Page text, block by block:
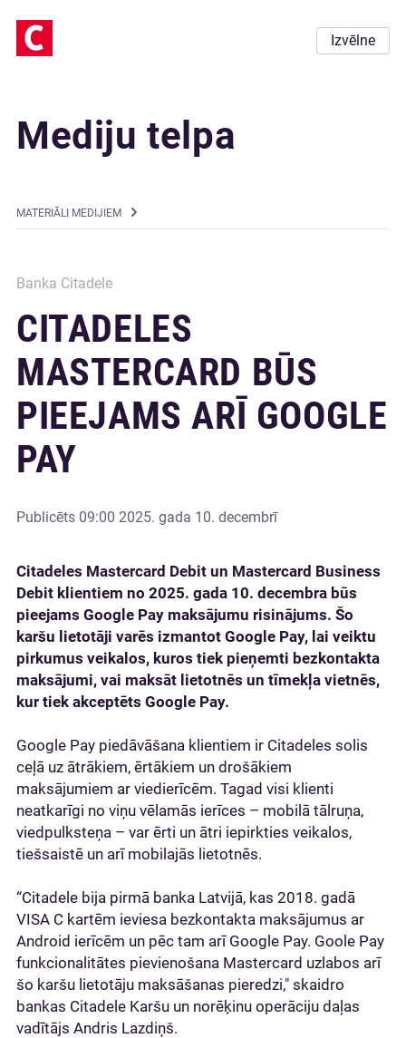
Izvēlne
Mediju telpa
MATERIĀLI MEDIJIEM
Banka Citadele
CITADELES
MASTERCARD BŪS
PIEEJAMS ARĪ GOOGLE
PAY
Publicēts 09:00 2025. gada 10. decembrī
Citadeles Mastercard Debit un Mastercard Business
Debit klientiem no 2025. gada 10. decembra būs
pieejams Google Pay maksājumu risinājums. Šo
karšu lietotāji varēs izmantot Google Pay, lai veiktu
pirkumus veikalos, kuros tiek pieņemti bezkontakta
maksājumi, vai maksāt lietotnēs un tīmekļa vietnēs,
kur tiek akceptēts Google Pay.
Google Pay piedāvāšana klientiem ir Citadeles solis
ceļā uz ātrākiem, ērtākiem un drošākiem
maksājumiem ar viedierīcēm. Tagad visi klienti
neatkarīgi no viņu vēlamās ierīces – mobilā tālruņa,
viedpulksteņa – var ērti un ātri iepirkties veikalos,
tiešsaistē un arī mobilajās lietotnēs.
“Citadele bija pirmā banka Latvijā, kas 2018. gadā
VISA C kartēm ieviesa bezkontakta maksājumus ar
Android ierīcēm un pēc tam arī Google Pay. Goole Pay
funkcionalitātes pievienošana Mastercard uzlabos arī
šo karšu lietotāju maksāšanas pieredzi," skaidro
bankas Citadele Karšu un norēķinu operāciju daļas
vadītājs Andris Lazdiņš.